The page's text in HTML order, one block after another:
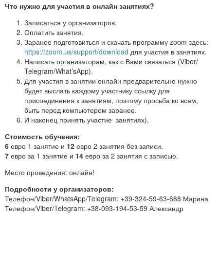
Что нужно для участия в онлайн занятиях?
Записаться у организаторов.
Оплатить занятия.
Заранее подготовиться и скачать программу zoom здесь:
https://zoom.us/support/download для участия в занятиях.
Написать организаторам, как с Вами связаться (Viber/
Telegram/What’sApp).
Для участия в занятии онлайн предварительно нужно
будет выслать каждому участнику ссылку для
присоединения к занятиям, поэтому просьба ко всем,
быть перед компьютером заранее.
И наконец принять участие занятиях).
Стоимость обучения:
6 евро 1 занятие и 12 евро 2 занятия без записи.
7 евро за 1 занятие и 14 евро за 2 занятия с записью.
Место проведения: онлайн!
Подробности у организаторов:
Телефон/Viber/WhatsApp/Telegram: +39-324-59-63-688 Марина
Телефон/Viber/Telegram: +38-093-194-53-59 Александр